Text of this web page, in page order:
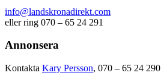
info@landskronadirekt.com
eller ring 070 – 65 24 291
Annonsera
Kontakta Kary Persson, 070 – 65 24 290